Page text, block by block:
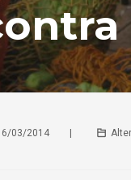
03/2014